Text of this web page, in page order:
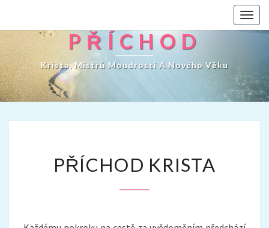
PŘÍCHOD
Krista, Mistrů Moudrosti A Nového Věku
KRISTA
PŘÍCHOD KRISTA